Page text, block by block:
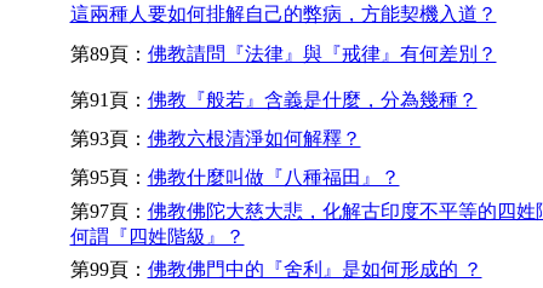
這兩種人要如何排解自己的弊病，方能契機入道？
第89頁： 佛教請問『法律』與『戒律』有何差別？
第91頁： 佛教『般若』含義是什麼，分為幾種？
第93頁： 佛教六根清淨如何解釋？
第95頁： 佛教什麼叫做『八種福田』？
第97頁： 佛教佛陀大慈大悲，化解古印度不平等的四姓
何謂『四姓階級』？
第99頁： 佛教佛門中的『舍利』是如何形成的 ？